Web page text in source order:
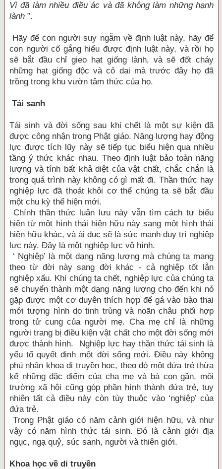
Vì đã làm nhiều điều ác và đã không làm những hạnh
lành ”.
Hãy để con người suy ngẫm về định luật này, hãy để
con người cố gắng hiểu được định luật này, và rồi họ
sẽ bắt đầu chỉ gieo hạt giống lành, và sẽ đốt cháy
những hạt giống độc và cỏ dại mà trước đây họ đã
trồng trong khu vườn tâm thức của họ.
Tái sanh
Tái sinh và đời sống sau khi chết là một sự kiện đã
được công nhận trong Phật giáo. Năng lượng hay động
lực được tích lũy này sẽ tiếp tục biểu hiện qua nhiều
tầng ý thức khác nhau. Theo định luật bảo toàn năng
lượng và tính bất khả diệt của vật chất, chắc chắn là
trong quá trình này không có gì mất đi. Thần thức hay
nghiệp lực đã thoát khỏi cơ thể chúng ta sẽ bắt đầu
một chu kỳ thể hiện mới.
Chính thần thức luân lưu này vẫn tìm cách tự biểu
hiện từ một hình thái hiện hữu này sang một hình thái
hiện hữu khác, và ái dục sẽ là sức mạnh duy trì nghiệp
lưc này. Ðây là một nghiệp lực vô hình.
‘ Nghiệp’ là một dạng năng lượng mà chúng ta mang
theo từ đời này sang đời khác - cả nghiệp tốt lẫn
nghiệp xấu. Khi chúng ta chết, nghiệp lực của chúng ta
sẽ chuyển thành một dạng năng lượng cho đến khi nó
gặp được một cơ duyên thích hợp để gá vào bào thai
mới tượng hình do tinh trùng và noãn châu phối hợp
trong tử cung của người mẹ. Cha mẹ chỉ là những
người trang bị điều kiện vật chất cho một đời sống mới
được thành hình. Nghiệp lực hay thần thức tái sinh là
yếu tố quyết định một đời sống mới. Ðiều này không
phủ nhận khoa di truyền học, theo đó một đứa trẻ thừa
kế những đặc điểm của cha mẹ và bà con gần, môi
trường xã hội cũng góp phần hình thành đứa trẻ, tuy
nhiên tất cả điều này còn tùy thuộc vào ‘nghiệp’ của
đứa trẻ.
Trong Phật giáo có năm cảnh giới hiện hữu, và như
vậy có năm hình thức tái sinh. Ðó là cảnh giới địa
ngục, ngạ quỷ, súc sanh, người và thiên giới.
Khoa học về di truyền